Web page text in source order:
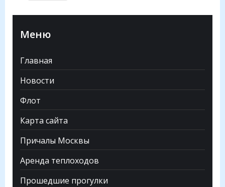
Меню
Главная
Новости
Флот
Карта сайта
Причалы Москвы
Аренда теплоходов
Прошедшие прогулки